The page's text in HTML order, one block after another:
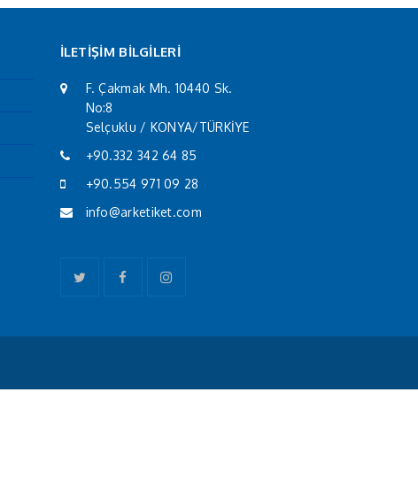
İLETİŞİM BİLGİLERİ
F. Çakmak Mh. 10440 Sk.
No:8
Selçuklu / KONYA/TÜRKİYE
+90.332 342 64 85
+90.554 971 09 28
info@arketiket.com
TwitterFacebookInstagram